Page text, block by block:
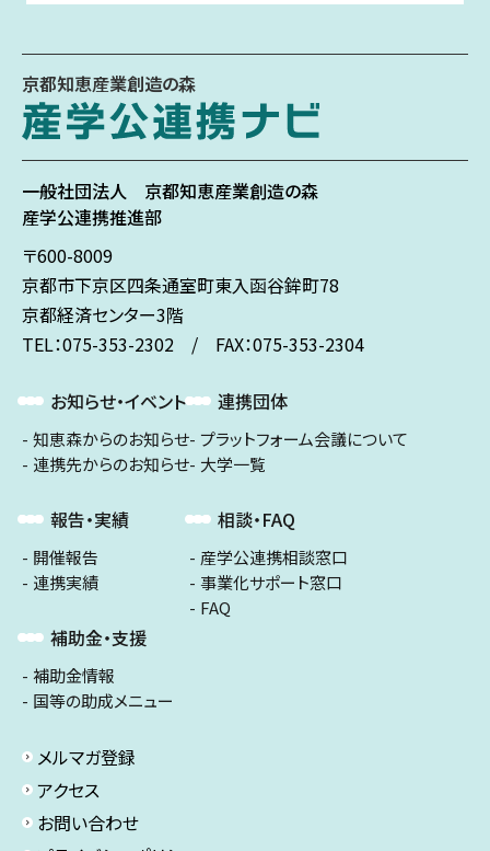
京都知恵産業創造の森
一般社団法人 京都知恵産業創造の森
産学公連携推進部
〒600-8009
京都市下京区四条通室町東入函谷鉾町78
京都経済センター3階
TEL：075-353-2302 / FAX：075-353-2304
お知らせ・イベント
知恵森からのお知らせ
連携先からのお知らせ
報告・実績
開催報告
連携実績
補助金・支援
補助金情報
国等の助成メニュー
連携団体
プラットフォーム会議について
大学一覧
相談・FAQ
産学公連携相談窓口
事業化サポート窓口
FAQ
メルマガ登録
アクセス
お問い合わせ